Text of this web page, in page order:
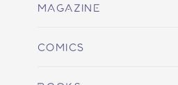
MAGAZINE
COMICS